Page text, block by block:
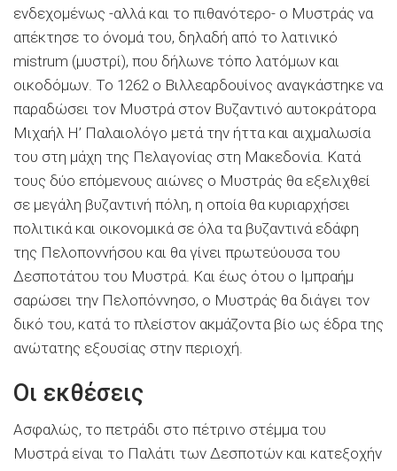
ενδεχομένως -αλλά και το πιθανότερο- ο Μυστράς να
απέκτησε το όνομά του, δηλαδή από το λατινικό
mistrum (μυστρί), που δήλωνε τόπο λατόμων και
οικοδόμων. Το 1262 ο Βιλλεαρδουίνος αναγκάστηκε να
παραδώσει τον Μυστρά στον Βυζαντινό αυτοκράτορα
Μιχαήλ Η’ Παλαιολόγο μετά την ήττα και αιχμαλωσία
του στη μάχη της Πελαγονίας στη Μακεδονία. Κατά
τους δύο επόμενους αιώνες ο Μυστράς θα εξελιχθεί
σε μεγάλη βυζαντινή πόλη, η οποία θα κυριαρχήσει
πολιτικά και οικονομικά σε όλα τα βυζαντινά εδάφη
της Πελοποννήσου και θα γίνει πρωτεύουσα του
Δεσποτάτου του Μυστρά. Και έως ότου ο Ιμπραήμ
σαρώσει την Πελοπόννησο, ο Μυστράς θα διάγει τον
δικό του, κατά το πλείστον ακμάζοντα βίο ως έδρα της
ανώτατης εξουσίας στην περιοχή.
Οι εκθέσεις
Ασφαλώς, το πετράδι στο πέτρινο στέμμα του
Μυστρά είναι το Παλάτι των Δεσποτών και κατεξοχήν